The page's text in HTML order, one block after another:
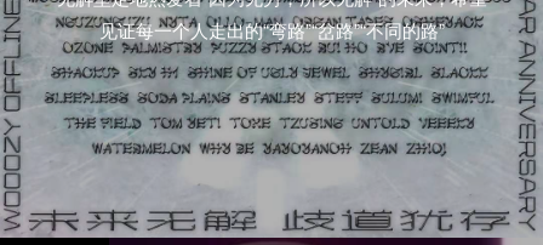
见证每一个人走出的“弯路”“岔路”“不同的路”